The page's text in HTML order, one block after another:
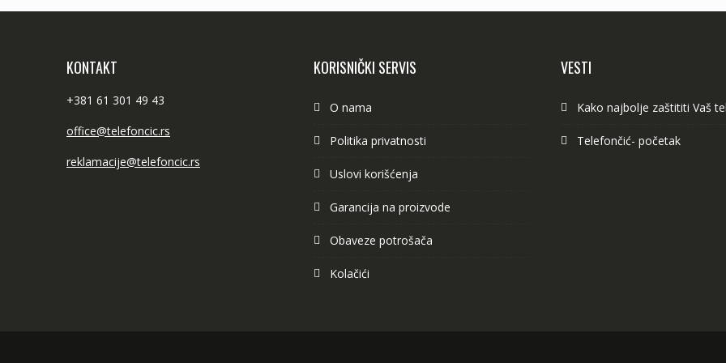
KONTAKT
+381 61 301 49 43
office@telefoncic.rs
reklamacije@telefoncic.rs
KORISNIČKI SERVIS
O nama
Politika privatnosti
Uslovi korišćenja
Garancija na proizvode
Obaveze potrošača
Kolačići
VESTI
Kako najbolje zaštititi Vaš
Telefončić- početak